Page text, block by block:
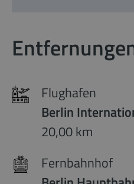
Flughafen
Berlin
20,00 km
Fernbahnhof